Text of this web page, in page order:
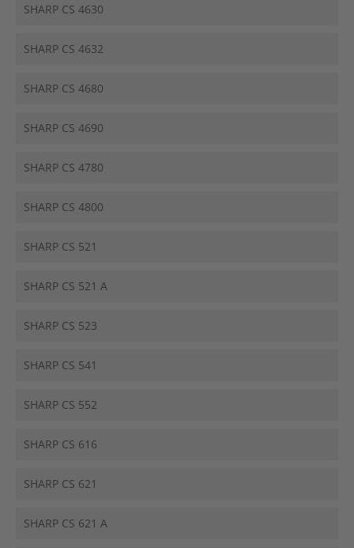
SHARP CS 4630
SHARP CS 4632
SHARP CS 4680
SHARP CS 4690
SHARP CS 4780
SHARP CS 4800
SHARP CS 521
SHARP CS 521 A
SHARP CS 523
SHARP CS 541
SHARP CS 552
SHARP CS 616
SHARP CS 621
SHARP CS 621 A